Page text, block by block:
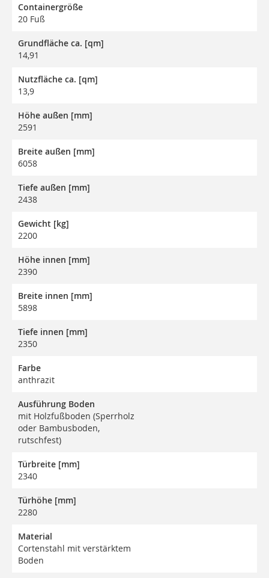
Containergröße
20 Fuß
Grundfläche ca. [qm]
14,91
Nutzfläche ca. [qm]
13,9
Höhe außen [mm]
2591
Breite außen [mm]
6058
Tiefe außen [mm]
2438
Gewicht [kg]
2200
Höhe innen [mm]
2390
Breite innen [mm]
5898
Tiefe innen [mm]
2350
Farbe
anthrazit
Ausführung Boden
mit Holzfußboden (Sperrholz
oder Bambusboden,
rutschfest)
Türbreite [mm]
2340
Türhöhe [mm]
2280
Material
Cortenstahl mit verstärktem
Boden